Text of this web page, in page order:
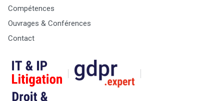
Compétences
Ouvrages & Conférences
Contact